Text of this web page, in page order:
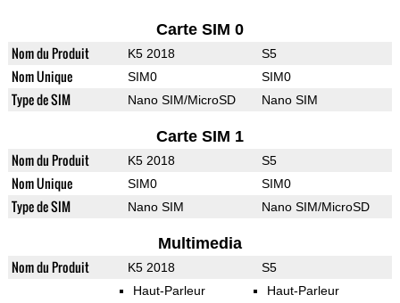
Carte SIM 0
Nom du Produit K5 2018 S5
Nom Unique SIM0 SIM0
Type de SIM Nano SIM/MicroSD Nano SIM
Carte SIM 1
Nom du Produit K5 2018 S5
Nom Unique SIM0 SIM0
Type de SIM Nano SIM Nano SIM/MicroSD
Multimedia
Nom du Produit K5 2018 S5
Haut-Parleur Haut-Parleur